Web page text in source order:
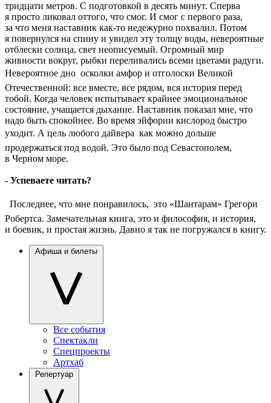
тридцати метров. С подготовкой в десять минут. Сперва
я просто ликовал оттого, что смог. И смог с первого раза,
за что меня наставник как-то недежурно похвалил. Потом
я повернулся на спину и увидел эту толщу воды, невероятные
отблески солнца, свет неописуемый. Огромный мир
живности вокруг, рыбки переливались всеми цветами радуги.
Невероятное дно  осколки амфор и отголоски Великой
Отечественной: все вместе, все рядом, вся история перед
тобой. Когда человек испытывает крайнее эмоциональное
состояние, учащается дыхание. Наставник показал мне, что
надо быть спокойнее. Во время эйфории кислород быстро
уходит. А цель любого дайвера  как можно дольше
продержаться под водой. Это было под Севастополем,
в Черном море.
- Успеваете читать?
 Последнее, что мне понравилось,  это «Шантарам» Грегори
Робертса. Замечательная книга, это и философия, и история,
и боевик, и простая жизнь. Давно я так не погружался в книгу.
Афиша и билеты
Все события
Спектакли
Спецпроекты
Артхаб
Репертуар